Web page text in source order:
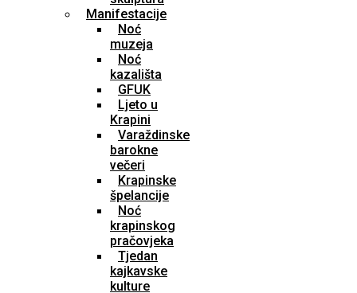
Manifestacije
Noć
muzeja
Noć
kazališta
GFUK
Ljeto u
Krapini
Varaždinske
barokne
večeri
Krapinske
špelancije
Noć
krapinskog
pračovjeka
Tjedan
kajkavske
kulture